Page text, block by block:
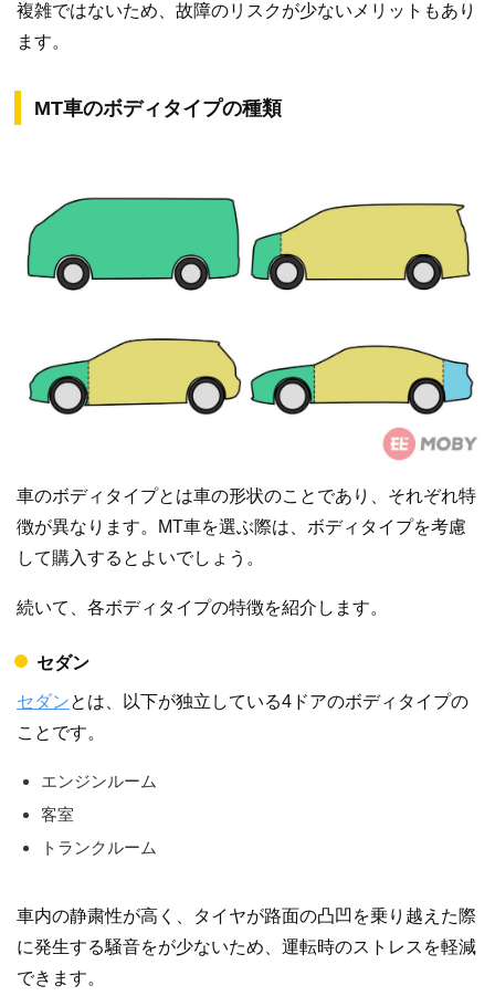
複雑ではないため、故障のリスクが少ないメリットもあり
ます。
MT車のボディタイプの種類
車のボディタイプとは車の形状のことであり、それぞれ特
徴が異なります。MT車を選ぶ際は、ボディタイプを考慮
して購入するとよいでしょう。
続いて、各ボディタイプの特徴を紹介します。
セダン
セダンとは、以下が独立している4ドアのボディタイプの
ことです。
エンジンルーム
客室
トランクルーム
車内の静粛性が高く、タイヤが路面の凸凹を乗り越えた際
に発生する騒音をが少ないため、運転時のストレスを軽減
できます。